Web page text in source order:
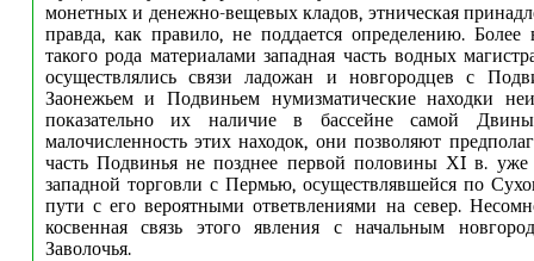
монетных и денежно-вещевых кладов, этническая
правда, как правило, не поддается определению. Более
такого рода материалами западная часть водных
осуществлялись связи ладожан и новгородцев с
Заонежьем и Подвиньем нумизматические находки
показательно их наличие в бассейне самой
малочисленность этих находок, они позволяют
часть Подвинья не позднее первой половины ХI в. уже
западной торговли с Пермью, осуществлявшейся по
пути с его вероятными ответвлениями на север.
косвенная связь этого явления с начальным
Заволочья.